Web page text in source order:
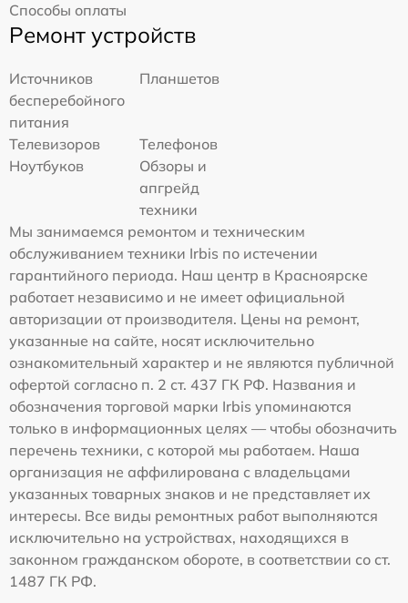
Способы оплаты
Ремонт устройств
Источников
бесперебойного
питания
Планшетов
Телевизоров
Телефонов
Ноутбуков
Обзоры и
апгрейд
техники
Мы занимаемся ремонтом и техническим
обслуживанием техники Irbis по истечении
гарантийного периода. Наш центр в Красноярске
работает независимо и не имеет официальной
авторизации от производителя. Цены на ремонт,
указанные на сайте, носят исключительно
ознакомительный характер и не являются публичной
офертой согласно п. 2 ст. 437 ГК РФ. Названия и
обозначения торговой марки Irbis упоминаются
только в информационных целях — чтобы обозначить
перечень техники, с которой мы работаем. Наша
организация не аффилирована с владельцами
указанных товарных знаков и не представляет их
интересы. Все виды ремонтных работ выполняются
исключительно на устройствах, находящихся в
законном гражданском обороте, в соответствии со ст.
1487 ГК РФ.